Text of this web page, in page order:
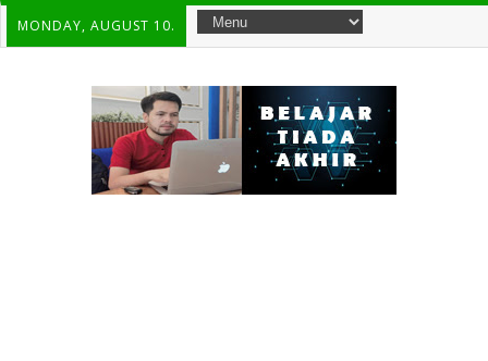
MONDAY, AUGUST 10.